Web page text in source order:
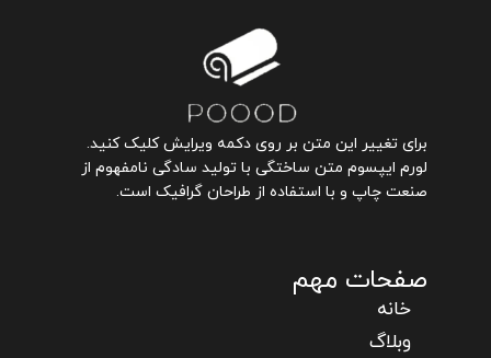
برای تغییر این متن بر روی دکمه ویرایش کلیک کنید.
لورم ایپسوم متن ساختگی با تولید سادگی نامفهوم از
صنعت چاپ و با استفاده از طراحان گرافیک است.
صفحات مهم
خانه
وبلاگ